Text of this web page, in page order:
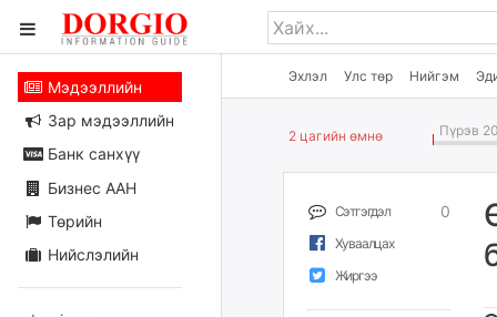
Эхлэл Улс төр Нийгэм
Мэдээллийн
Зар мэдээллийн
Банк санхүү
Бизнес ААН
Төрийн
Нийслэлийн
2 цагийн өмнө Пүрэв
Сэтгэгдэл 0
Хуваалцах
Жиргээ